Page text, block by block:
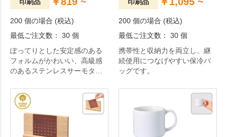
200 個の場合 (税込)
最低ご注文数： 30 個
ぽってりとした安定感のある
フォルムがかわいい、高級感
のあるステンレスサーモタン
200 個の場合 (税込)
最低ご注文数： 30 個
携帯性と収納力を両立し、継
続使用につなげやすい保冷バ
ッグです。